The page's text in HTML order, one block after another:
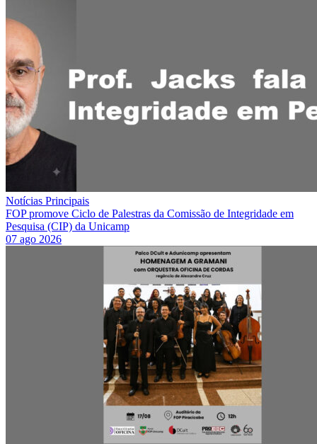
Notícias Principais
FOP promove Ciclo de Palestras da Comissão de Integridade em
Pesquisa (CIP) da Unicamp
07 ago 2026